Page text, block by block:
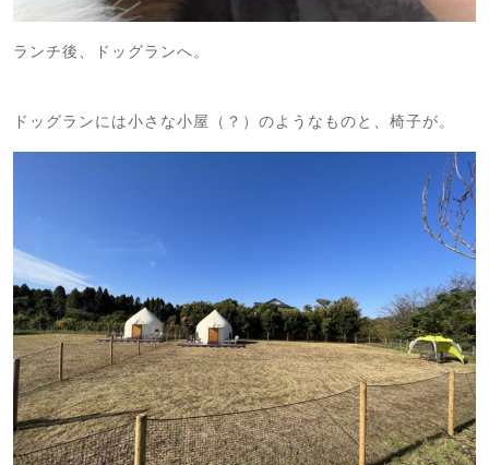
ランチ後、ドッグランへ。
ドッグランには小さな小屋（？）のようなものと、椅子が。